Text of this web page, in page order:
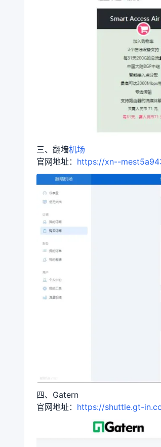
三、翻墙机场
官网地址： https://xn--
四、Gatern
官网地址： https://shuttle.gt-